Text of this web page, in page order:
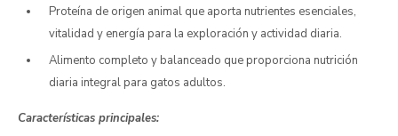
Proteína de origen animal que aporta nutrientes esenciales,
vitalidad y energía para la exploración y actividad diaria.
Alimento completo y balanceado que proporciona nutrición
diaria integral para gatos adultos.
Características principales: